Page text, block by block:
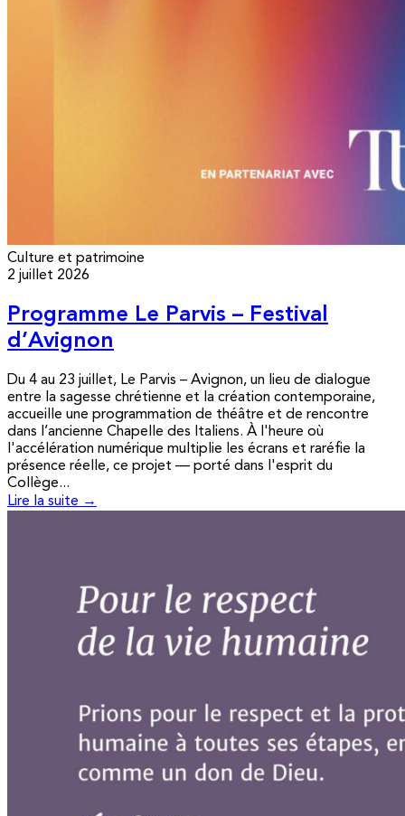
Culture et patrimoine
2 juillet 2026
Programme Le Parvis – Festival
d’Avignon
Du 4 au 23 juillet, Le Parvis – Avignon, un lieu de dialogue
entre la sagesse chrétienne et la création contemporaine,
accueille une programmation de théâtre et de rencontre
dans l’ancienne Chapelle des Italiens. À l'heure où
l'accélération numérique multiplie les écrans et raréfie la
présence réelle, ce projet — porté dans l'esprit du
Collège...
Lire la suite →